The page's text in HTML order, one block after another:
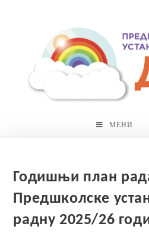
МЕНИ
Годишњи план
Предшколске
радну 2025/26